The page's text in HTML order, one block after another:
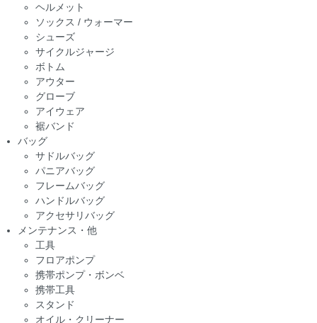
ヘルメット
ソックス / ウォーマー
シューズ
サイクルジャージ
ボトム
アウター
グローブ
アイウェア
裾バンド
バッグ
サドルバッグ
パニアバッグ
フレームバッグ
ハンドルバッグ
アクセサリバッグ
メンテナンス・他
工具
フロアポンプ
携帯ポンプ・ボンベ
携帯工具
スタンド
オイル・クリーナー